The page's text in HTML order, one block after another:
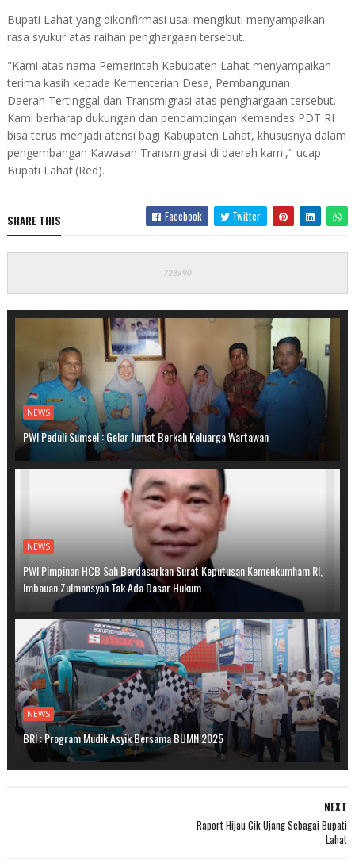
Bupati Lahat yang dikonfirmasi usai mengikuti menyampaikan
rasa syukur atas raihan penghargaan tersebut.
"Kami atas nama Pemerintah Kabupaten Lahat menyampaikan
terima kasih kepada Kementerian Desa, Pembangunan
Daerah Tertinggal dan Transmigrasi atas penghargaan tersebut.
Kami berharap dukungan dan pendampingan Kemendes PDT RI
bisa terus menjadi atensi bagi Kabupaten Lahat, khususnya dalam
pengembangan Kawasan Transmigrasi di daerah kami," ucap
Bupati Lahat.(Red).
SHARE THIS Facebook Twitter
NEWS
PWI Peduli Sumsel : Gelar Jumat Berkah Keluarga Wartawan
NEWS
PWI Pimpinan HCB Sah Berdasarkan Surat Keputusan Kemenkumham RI,
Imbauan Zulmansyah Tak Ada Dasar Hukum
NEWS
BRI : Program Mudik Asyik Bersama BUMN 2025
NEXT
Raport Hijau Cik Ujang Sebagai Bupati
Lahat